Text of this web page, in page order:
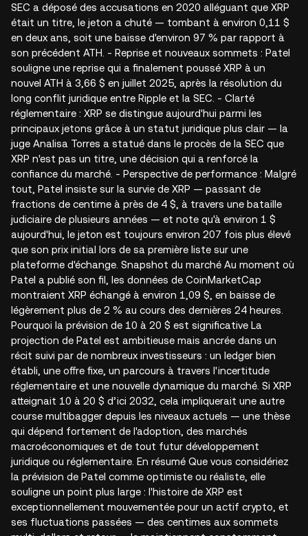
SEC a déposé des accusations en 2020 alléguant que XRP
était un titre, le jeton a chuté — tombant à environ 0,11 $
en deux ans, soit une baisse d'environ 97 % par rapport à
son précédent ATH. - Reprise et nouveaux sommets : Patel
souligne une reprise qui a finalement poussé XRP à un
nouvel ATH à 3,66 $ en juillet 2025, après la résolution du
long conflit juridique entre Ripple et la SEC. - Clarté
réglementaire : XRP se distingue aujourd'hui parmi les
principaux jetons grâce à un statut juridique plus clair — la
juge Analisa Torres a statué dans le procès de la SEC que
XRP n'est pas un titre, une décision qui a renforcé la
confiance du marché. - Perspective de performance : Malgré
tout, Patel insiste sur la survie de XRP — passant de
fractions de centime à près de 4 $, à travers une bataille
judiciaire de plusieurs années — et note qu'à environ 1 $
aujourd'hui, le jeton est toujours environ 207 fois plus élevé
que son prix initial lors de sa première liste sur une
plateforme d'échange. Snapshot du marché Au moment où
Patel a publié son fil, les données de CoinMarketCap
montraient XRP échangé à environ 1,09 $, en baisse de
légèrement plus de 2 % au cours des dernières 24 heures.
Pourquoi la prévision de 10 à 20 $ est significative La
projection de Patel est ambitieuse mais ancrée dans un
récit suivi par de nombreux investisseurs : un ledger bien
établi, une offre fixe, un parcours à travers l'incertitude
réglementaire et une nouvelle dynamique du marché. Si XRP
atteignait 10 à 20 $ d’ici 2032, cela impliquerait une autre
course multibagger depuis les niveaux actuels — une thèse
qui dépend fortement de l'adoption, des marchés
macroéconomiques et de tout futur développement
juridique ou réglementaire. En résumé Que vous considériez
la prévision de Patel comme optimiste ou réaliste, elle
souligne un point plus large : l'histoire de XRP est
exceptionnellement mouvementée pour un actif crypto, et
ses fluctuations passées — des centimes aux sommets